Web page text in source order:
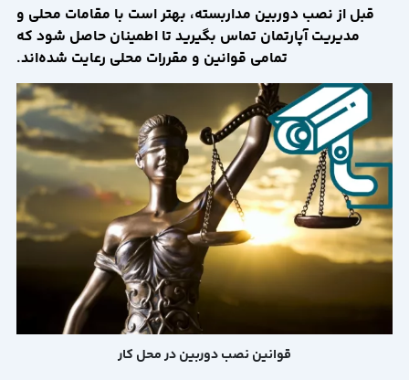
قبل از نصب دوربین مداربسته، بهتر است با مقامات محلی و
مدیریت آپارتمان تماس بگیرید تا اطمینان حاصل شود که
تمامی قوانین و مقررات محلی رعایت شده‌اند.
قوانین نصب دوربین در محل کار